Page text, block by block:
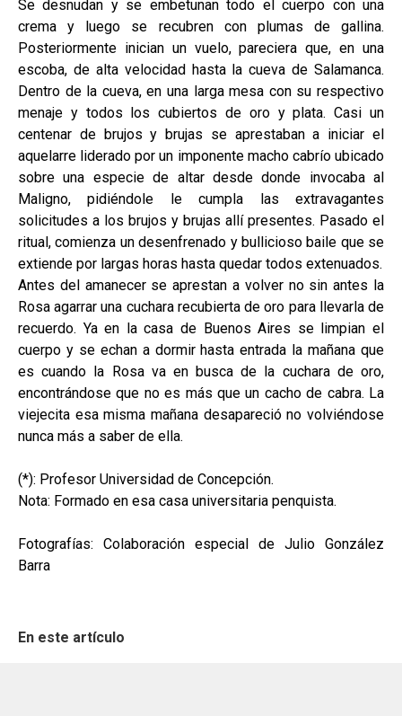
Se desnudan y se embetunan todo el cuerpo con una
crema y luego se recubren con plumas de gallina.
Posteriormente inician un vuelo, pareciera que, en una
escoba, de alta velocidad hasta la cueva de Salamanca.
Dentro de la cueva, en una larga mesa con su respectivo
menaje y todos los cubiertos de oro y plata. Casi un
centenar de brujos y brujas se aprestaban a iniciar el
aquelarre liderado por un imponente macho cabrío ubicado
sobre una especie de altar desde donde invocaba al
Maligno, pidiéndole le cumpla las extravagantes
solicitudes a los brujos y brujas allí presentes. Pasado el
ritual, comienza un desenfrenado y bullicioso baile que se
extiende por largas horas hasta quedar todos extenuados.
Antes del amanecer se aprestan a volver no sin antes la
Rosa agarrar una cuchara recubierta de oro para llevarla de
recuerdo. Ya en la casa de Buenos Aires se limpian el
cuerpo y se echan a dormir hasta entrada la mañana que
es cuando la Rosa va en busca de la cuchara de oro,
encontrándose que no es más que un cacho de cabra. La
viejecita esa misma mañana desapareció no volviéndose
nunca más a saber de ella.
(*): Profesor Universidad de Concepción.
Nota: Formado en esa casa universitaria penquista.
Fotografías: Colaboración especial de Julio González
Barra
En este artículo